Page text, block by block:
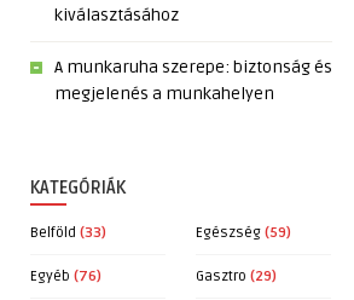
kiválasztásához
A munkaruha szerepe: biztonság és
megjelenés a munkahelyen
KATEGÓRIÁK
Belföld (33) Egészség (59)
Egyéb (76) Gasztro (29)